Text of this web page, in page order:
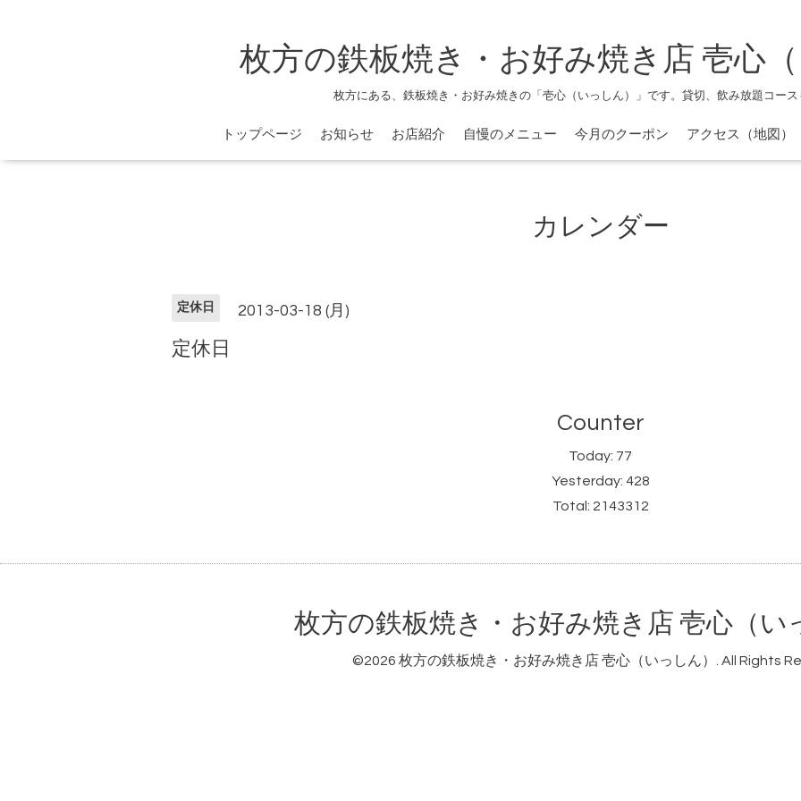
枚方の鉄板焼き・お好み焼き店 壱心（
枚方にある、鉄板焼き・お好み焼きの「壱心（いっしん）」です。貸切、飲み放題コース
トップページ お知らせ お店紹介 自慢のメニュー 今月のクーポン アクセス（地図）
カレンダー
定休日 2013-03-18 (月)
定休日
Counter
Today: 77
Yesterday: 428
Total: 2143312
枚方の鉄板焼き・お好み焼き店 壱心（い
©2026 枚方の鉄板焼き・お好み焼き店 壱心（いっしん） . All Rights